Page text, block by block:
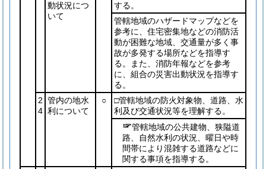
動状況につ
いて
する。
管轄地域のハザードマップなどを
参考に、住宅密集地などの消防活
動が困難な地域、交通量が多く事
故が多発する場所などを指導す
る。また、消防年報などを参考
に、組合の災害出動状況を指導す
る。
2
4
管内の地水
利について
○
□管轄地域の防火対象物、道路、水
利及び交通状況等を理解する。
管轄地域の公共建物、狭隘道
路、自然水利の状況、曜日や時
間帯により混雑する道路などに
関する事項を指導する。